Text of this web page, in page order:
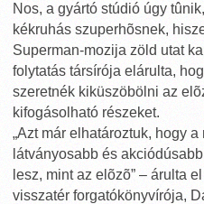
Nos, a gyártó stúdió úgy
kékruhás szuperhõsnek,
Superman-mozija zöld utat
folytatás társírója elárulta,
szeretnék kiküszöbölni az
kifogásolható részeket.
„Azt már elhatároztuk, hogy a
látványosabb és
lesz, mint az elõzõ” – árulta
visszatér forgatókönyvírója,